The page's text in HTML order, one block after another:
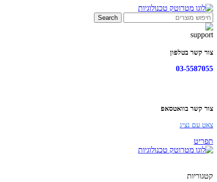
Search
צור קשר בטלפון
03-5587055
צור קשר בוואטסאפ
צאט עם נציג
תפריט
קטגוריות